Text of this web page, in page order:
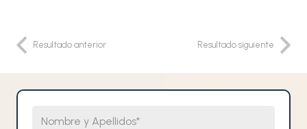
Resultado anterior Resultado siguiente